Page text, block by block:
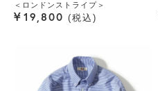
＜ロンドンストライプ＞
¥ 19,800 税込